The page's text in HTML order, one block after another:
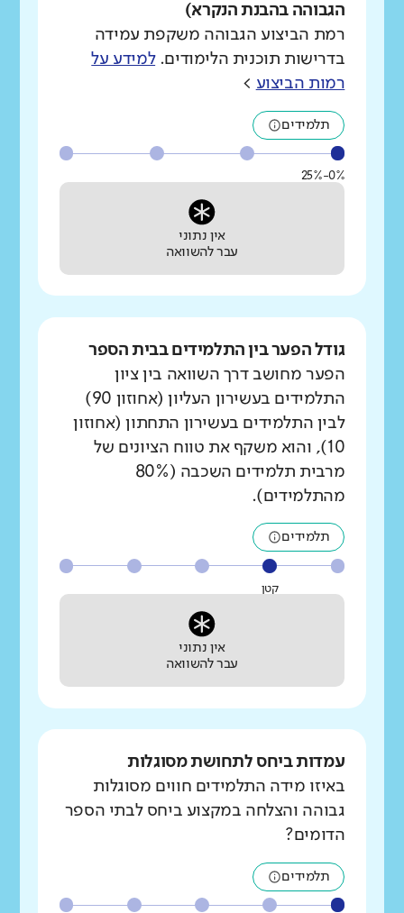
הגבוהה בהבנת הנקרא)
רמת הביצוע הגבוהה משקפת עמידה
בדרישות תוכנית הלימודים.למידע על
רמות הביצוע >
תלמידים
0%-25%
אין נתוני
עבר להשוואה
גודל הפער בין התלמידים בבית הספר
הפער מחושב דרך השוואה בין ציון
התלמידים בעשירון העליון (אחוזון 90)
לבין התלמידים בעשירון התחתון (אחוזון
10), והוא משקף את טווח הציונים של
מרבית תלמידים השכבה (80%
מהתלמידים).
תלמידים
קטן
אין נתוני
עבר להשוואה
עמדות ביחס לתחושת מסוגלות
באיזו מידה התלמידים חווים מסוגלות
גבוהה והצלחה במקצוע ביחס לבתי הספר
הדומים?
תלמידים